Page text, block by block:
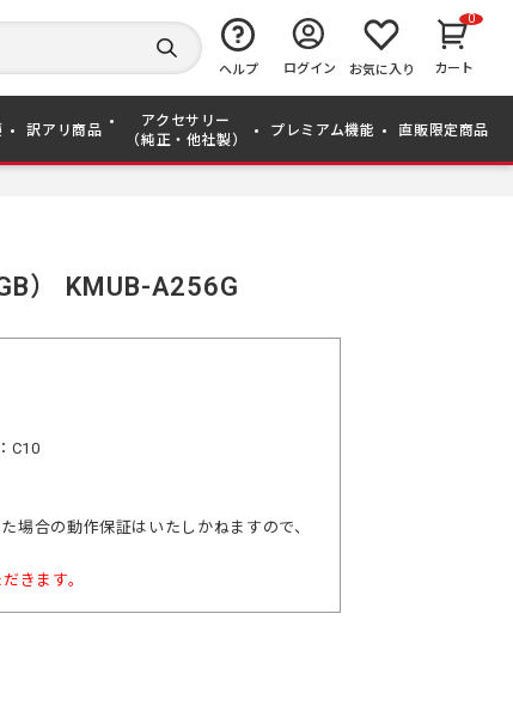
か
ら
検
索
す
る
ヘルプ ログイン お気に入り
0
カート
訳アリ商品
アクセサリー
（純正・他社製）
プレミアム機能 直販限定商品
） KMUB-A256G
C10
場合の動作保証はいたしかねますので、
きます。